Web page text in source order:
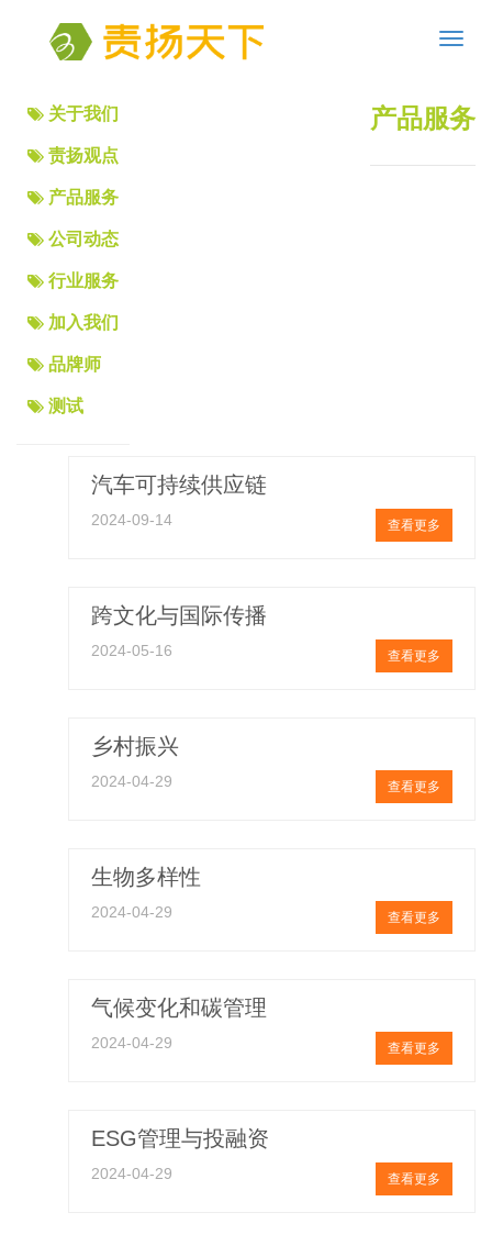
产品服务
关于我们
责扬观点
产品服务
公司动态
行业服务
加入我们
品牌师
测试
汽车可持续供应链
2024-09-14 查看更多
跨文化与国际传播
2024-05-16 查看更多
乡村振兴
2024-04-29 查看更多
生物多样性
2024-04-29 查看更多
气候变化和碳管理
2024-04-29 查看更多
ESG管理与投融资
2024-04-29 查看更多